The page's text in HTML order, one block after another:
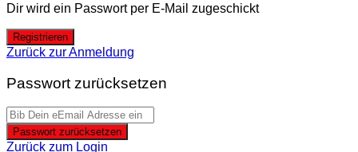
Dir wird ein Passwort per E-Mail zugeschickt
Registrieren
Zurück zur Anmeldung
Passwort zurücksetzen
Passwort zurücksetzen
Zurück zum Login